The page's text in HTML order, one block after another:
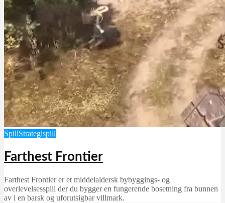
SpillStrategispill
Farthest Frontier
Farthest Frontier er et middelaldersk bybyggings- og
overlevelsesspill der du bygger en fungerende bosetning fra bunnen
av i en barsk og uforutsigbar villmark.